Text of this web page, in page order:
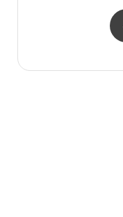
（原州）店(라코